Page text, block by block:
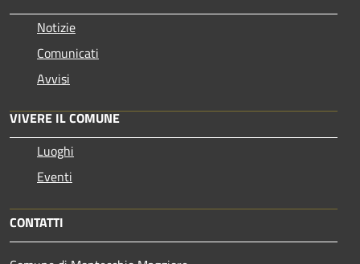
Notizie
Comunicati
Avvisi
VIVERE IL COMUNE
Luoghi
Eventi
CONTATTI